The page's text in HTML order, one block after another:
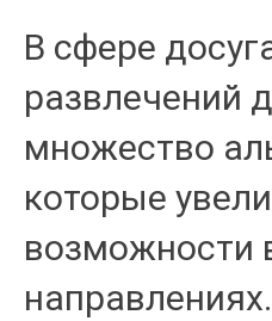
В сфере
развлечений
множество
которые
возможности
направлениях.